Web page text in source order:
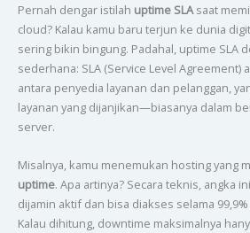
Pernah dengar istilah uptime SLAsaat
cloud? Kalau kamu baru terjun ke dunia
sering bikin bingung. Padahal, uptime SLA
sederhana: SLA (Service Level Agreement)
antara penyedia layanan dan pelanggan,
layanan yang dijanjikan—biasanya dalam
server.
Misalnya, kamu menemukan hosting yang
uptime. Apa artinya? Secara teknis, angka
dijamin aktif dan bisa diakses selama
Kalau dihitung, downtime maksimalnya